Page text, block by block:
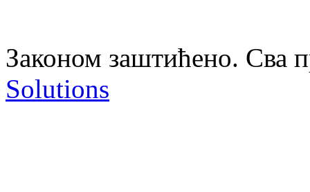
Законом заштићено. Сва
Solutions